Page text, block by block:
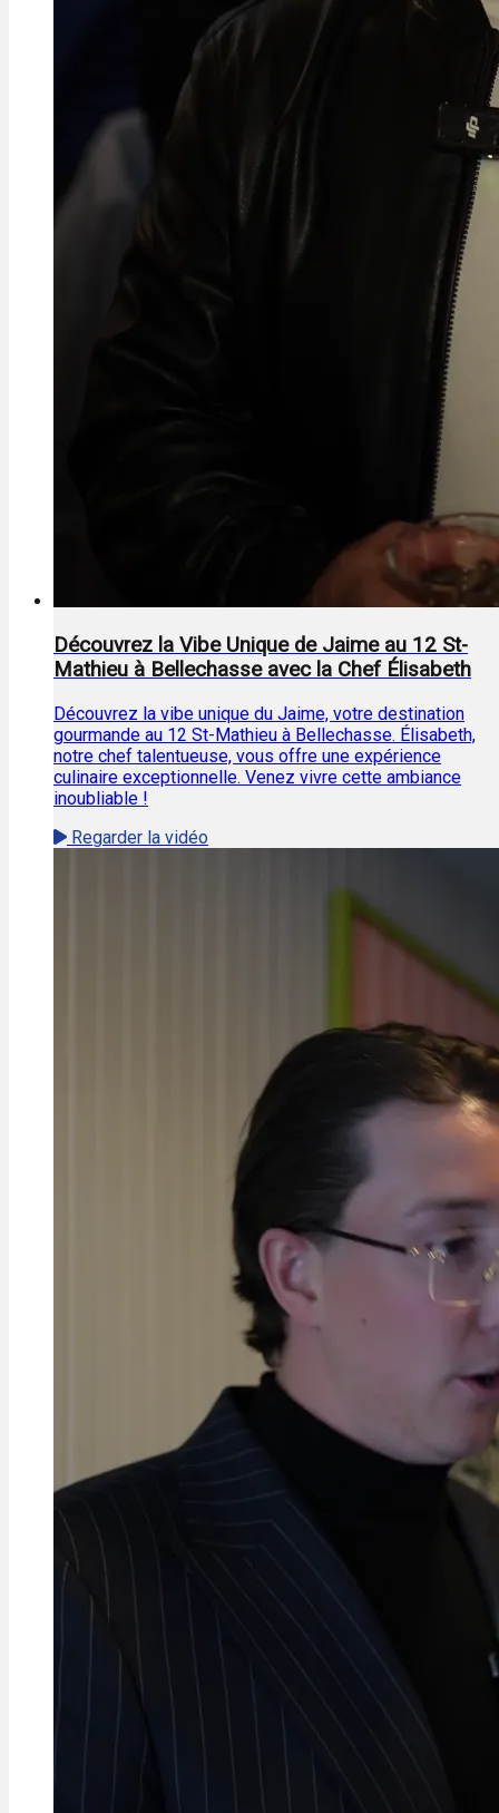
Découvrez la Vibe Unique de Jaime au 12 St-
Mathieu à Bellechasse avec la Chef Élisabeth
Découvrez la vibe unique du Jaime, votre destination
gourmande au 12 St-Mathieu à Bellechasse. Élisabeth,
notre chef talentueuse, vous offre une expérience
culinaire exceptionnelle. Venez vivre cette ambiance
inoubliable !
Regarder la vidéo